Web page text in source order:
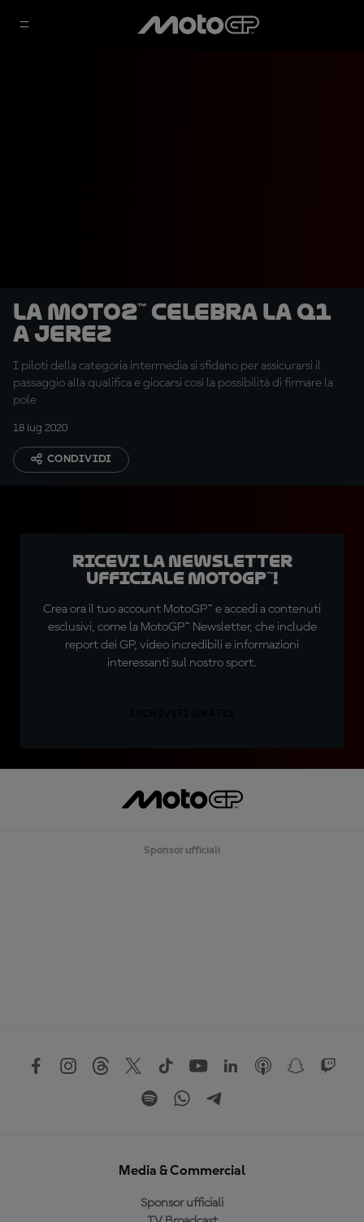
La Moto2™ celebra la Q1
a Jerez
I piloti della categoria intermedia si sfidano per assicurarsi il
passaggio alla qualifica e giocarsi così la possibilità di firmare la
pole
18 lug 2020
CONDIVIDI
Ricevi la newsletter
ufficiale MotoGP™!
Crea ora il tuo account MotoGP™ e accedi a contenuti
esclusivi, come la MotoGP™ Newsletter, che include
report dei GP, video incredibili e informazioni
interessanti sul nostro sport.
Sponsor ufficiali
Media & Commercial
Sponsor ufficiali